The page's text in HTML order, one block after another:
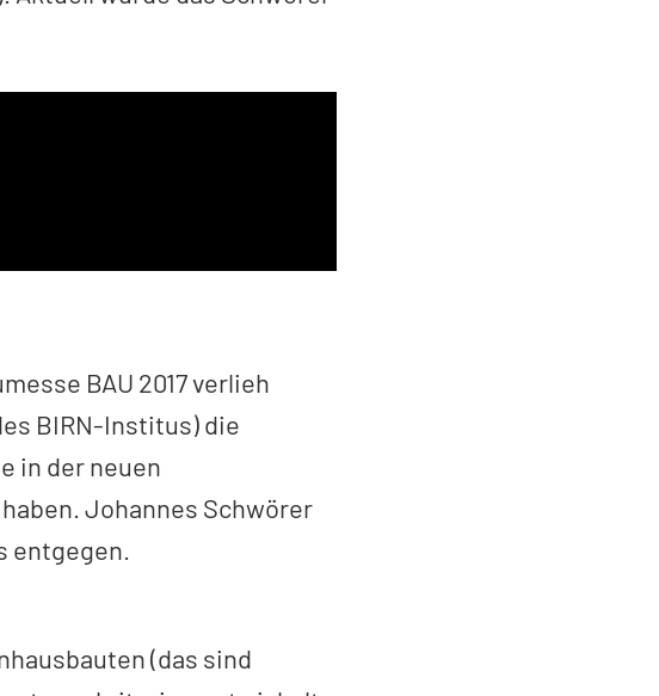
BAU 2017 verlieh
BIRN-Institus) die
in der neuen
Johannes Schwörer
entgegen.
(das sind